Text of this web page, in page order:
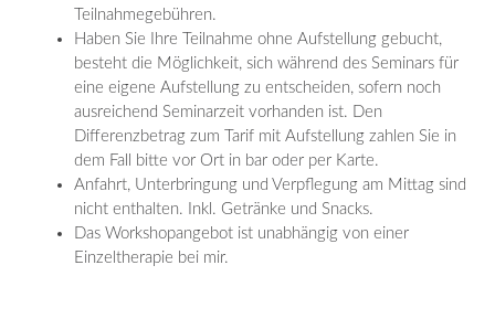
Teilnahmegebühren.
Haben Sie Ihre Teilnahme ohne Aufstellung gebucht,
besteht die Möglichkeit, sich während des Seminars für
eine eigene Aufstellung zu entscheiden, sofern noch
ausreichend Seminarzeit vorhanden ist. Den
Differenzbetrag zum Tarif mit Aufstellung zahlen Sie in
dem Fall bitte vor Ort in bar oder per Karte.
Anfahrt, Unterbringung und Verpflegung am Mittag sind
nicht enthalten. Inkl. Getränke und Snacks.
Das Workshopangebot ist unabhängig von einer
Einzeltherapie bei mir.